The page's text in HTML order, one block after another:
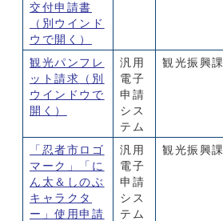
交付申請書
（別ウインド
ウで開く）
観光パンフレ
ット請求 （別
ウインドウで
開く）
汎用
電子
申請
シス
テム
観光振興課
「忍者市ロゴ
マーク」「に
ん太＆しのぶ
キャラクタ
ー」使用申請
汎用
電子
申請
シス
テム
観光振興課